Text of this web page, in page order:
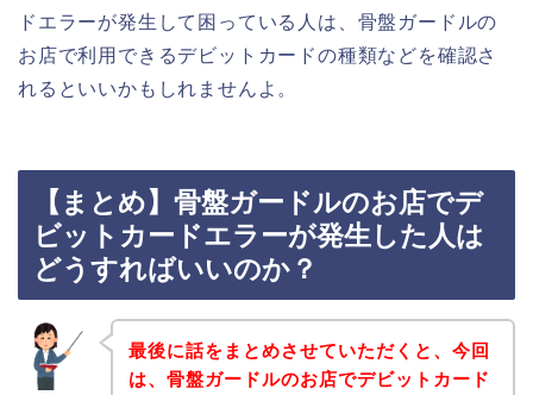
ドエラーが発生して困っている人は、骨盤ガードルの
お店で利用できるデビットカードの種類などを確認さ
れるといいかもしれませんよ。
【まとめ】骨盤ガードルのお店でデ
ビットカードエラーが発生した人は
どうすればいいのか？
最後に話をまとめさせていただくと、今回
は、骨盤ガードルのお店でデビットカード